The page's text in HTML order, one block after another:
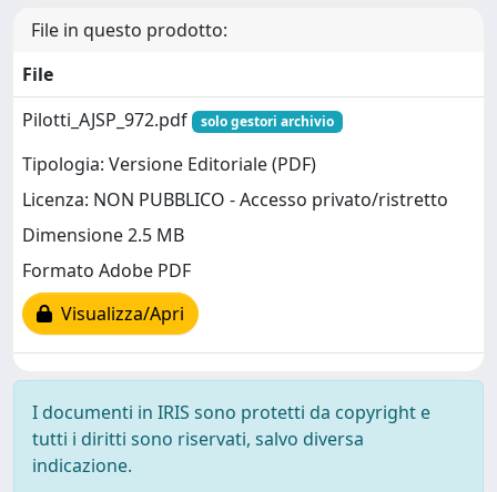
File in questo prodotto:
File
Pilotti_AJSP_972.pdf
solo gestori archivio
Tipologia: Versione Editoriale (PDF)
Licenza: NON PUBBLICO - Accesso privato/ristretto
Dimensione 2.5 MB
Formato Adobe PDF
Visualizza/Apri
I documenti in IRIS sono protetti da copyright e
tutti i diritti sono riservati, salvo diversa
indicazione.